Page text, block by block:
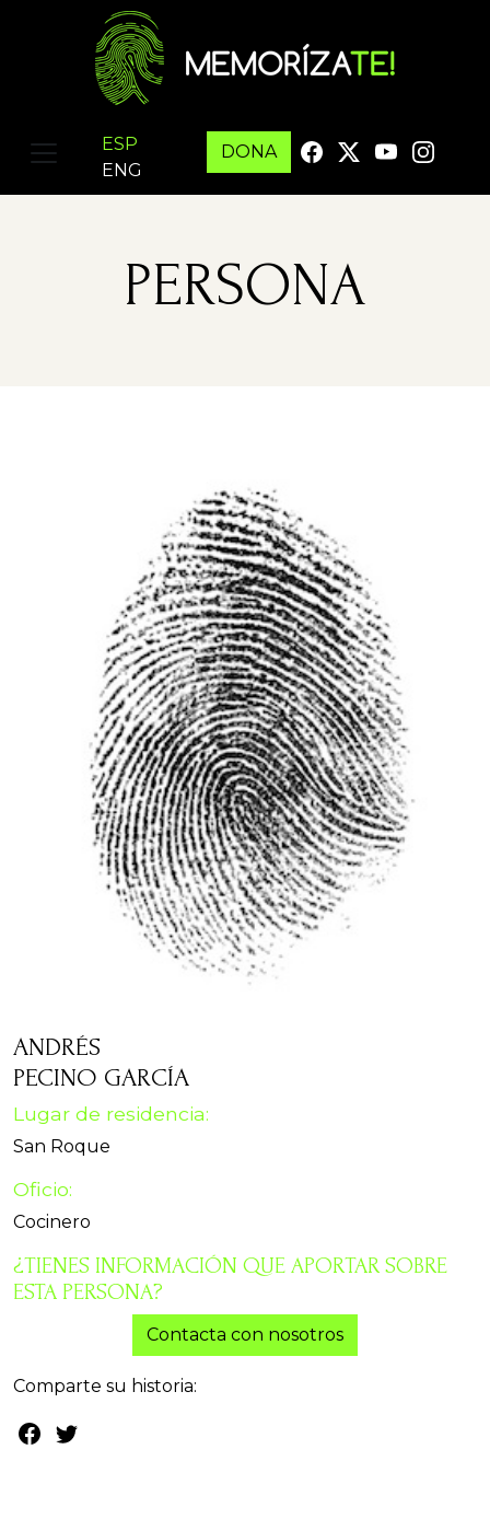
ESP
ENG
DONA
PERSONA
ANDRÉS
PECINO GARCÍA
Lugar de residencia:
San Roque
Oficio:
Cocinero
¿TIENES INFORMACIÓN QUE APORTAR SOBRE
ESTA PERSONA?
Contacta con nosotros
Comparte su historia: